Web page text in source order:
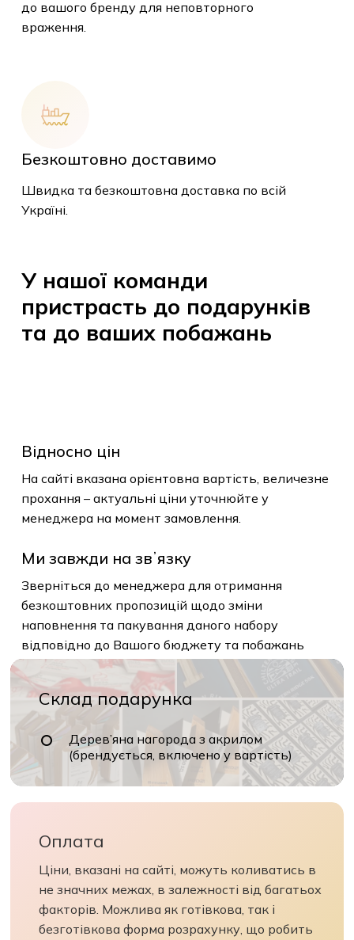
У кошику немає
товарів.
до вашого бренду для неповторного
враження.
Безкоштовно доставимо
Швидка та безкоштовна доставка по всій
Україні.
У нашої команди
пристрасть до подарунків
та до ваших побажань
Відносно цін
На сайті вказана орієнтовна вартість, величезне
прохання – актуальні ціни уточнюйте у
менеджера на момент замовлення.
Ми завжди на звʼязку
Зверніться до менеджера для отримання
безкоштовних пропозицій щодо зміни
наповнення та пакування даного набору
відповідно до Вашого бюджету та побажань
Склад подарунка
Дерев’яна нагорода з акрилом
(брендується, включено у вартість)
Оплата
Ціни, вказані на сайті, можуть коливатись в
не значних межах, в залежності від багатьох
факторів. Можлива як готівкова, так і
безготівкова форма розрахунку, що робить